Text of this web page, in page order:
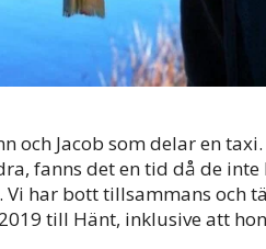
och Jacob som delar en
fanns det en tid då de
har bott tillsammans och
till Hänt, inklusive att